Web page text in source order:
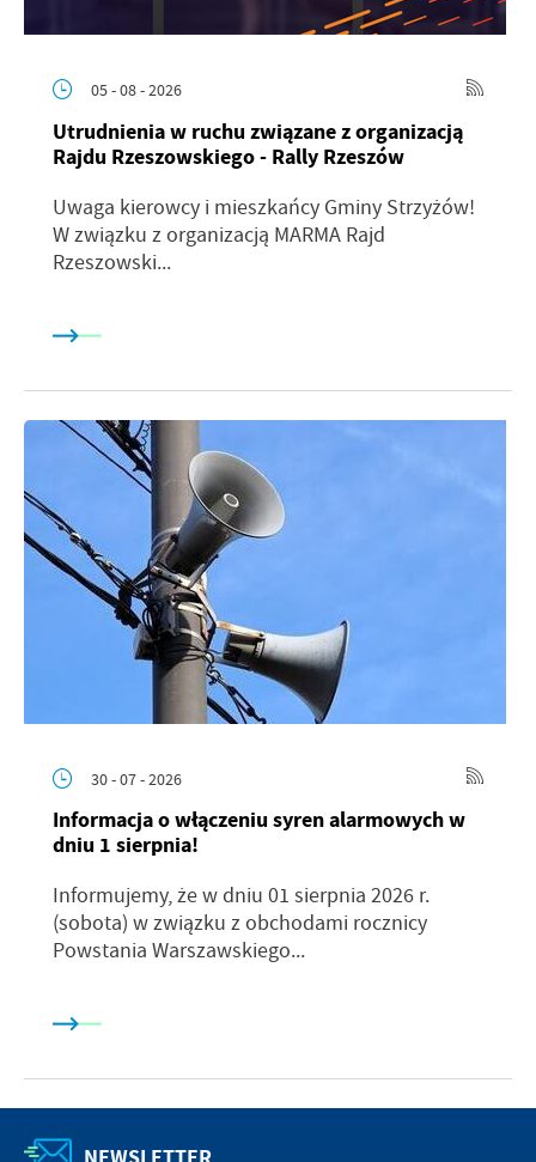
05 - 08 - 2026
Utrudnienia w ruchu związane z organizacją
Rajdu Rzeszowskiego - Rally Rzeszów
Uwaga kierowcy i mieszkańcy Gminy Strzyżów!
W związku z organizacją MARMA Rajd
Rzeszowski...
30 - 07 - 2026
Informacja o włączeniu syren alarmowych w
dniu 1 sierpnia!
Informujemy, że w dniu 01 sierpnia 2026 r.
(sobota) w związku z obchodami rocznicy
Powstania Warszawskiego...